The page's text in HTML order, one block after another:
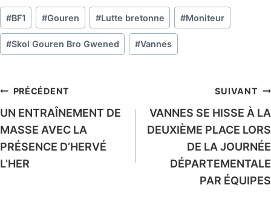
Étiquettes
de
la
#BF1 #Gouren #Lutte bretonne #Moniteur
#Skol Gouren Bro Gwened #Vannes
Navigation
de
l’article
PRÉCÉDENT
UN ENTRAÎNEMENT DE
MASSE AVEC LA
PRÉSENCE D’HERVÉ
L’HER
SUIVANT
VANNES SE HISSE À LA
DEUXIÈME PLACE LORS
DE LA JOURNÉE
DÉPARTEMENTALE
PAR ÉQUIPES